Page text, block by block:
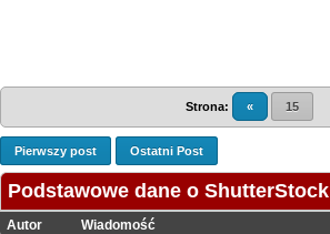
Strona: « 15
Pierwszy post Ostatni Post
Podstawowe dane o ShutterStock
Autor Wiadomość